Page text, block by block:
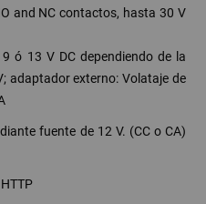
and NC contactos, hasta 30 V
ó 13 V DC dependiendo de la
adaptador externo: Volataje de
fuente de 12 V. (CC o CA)